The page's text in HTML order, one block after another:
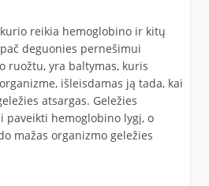
reikia hemoglobino ir kitų
deguonies pernešimui
ruožtu, yra baltymas, kuris
išleisdamas ją tada, kai
atsargas. Geležies
paveikti hemoglobino lygį, o
mažas organizmo geležies